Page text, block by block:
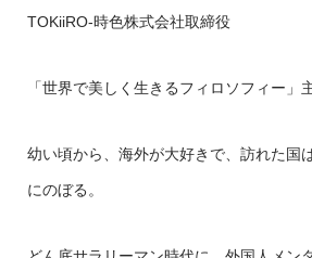
TOKiiRO-時色株式会社取締役
「世界で美しく生きるフィロソフィー」
幼い頃から、海外が大好きで、訪れた国
にのぼる。